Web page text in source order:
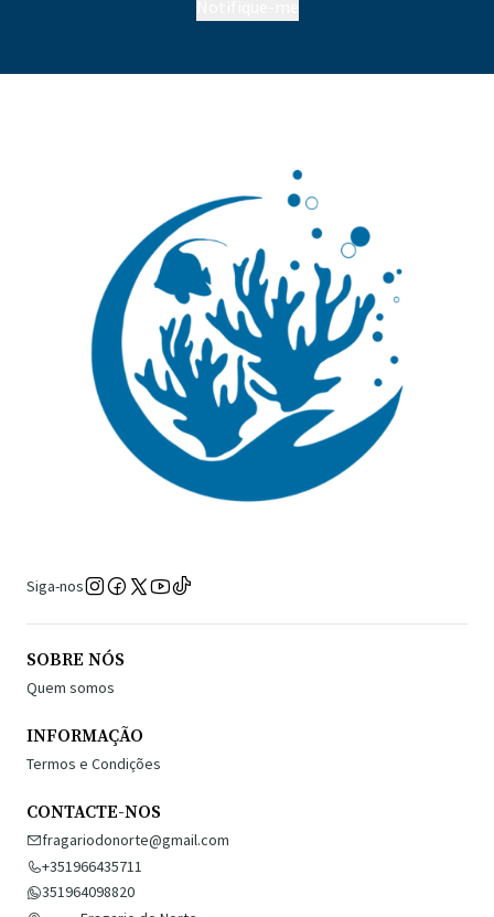
Siga-nos
SOBRE NÓS
Quem somos
INFORMAÇÃO
Termos e Condições
CONTACTE-NOS
fragariodonorte@gmail.com
+351966435711
351964098820